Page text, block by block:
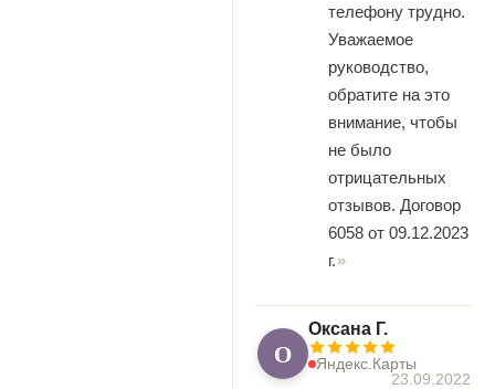
телефону трудно.
Уважаемое
руководство,
обратите на это
внимание, чтобы
не было
отрицательных
отзывов. Договор
6058 от 09.12.2023
г.
О
Оксана Г.
Яндекс.Карты
23.09.2022